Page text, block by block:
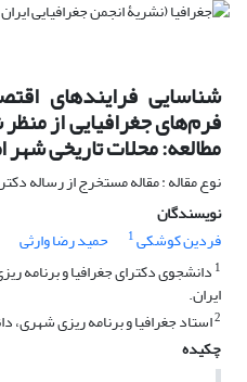
شناسایی فرایندهای
فرم‌های جغرافیایی از
مطالعه: محلات تاریخی
نوع مقاله : مقاله مستخرج از رساله
نویسندگان
فردین کوشکی1 حمید رضا وارثی
1 دانشجوی دکترای جغرافیا و برنامه
ایران.
2استاد جغرافیا و برنامه ریزی شهری،
چکیده